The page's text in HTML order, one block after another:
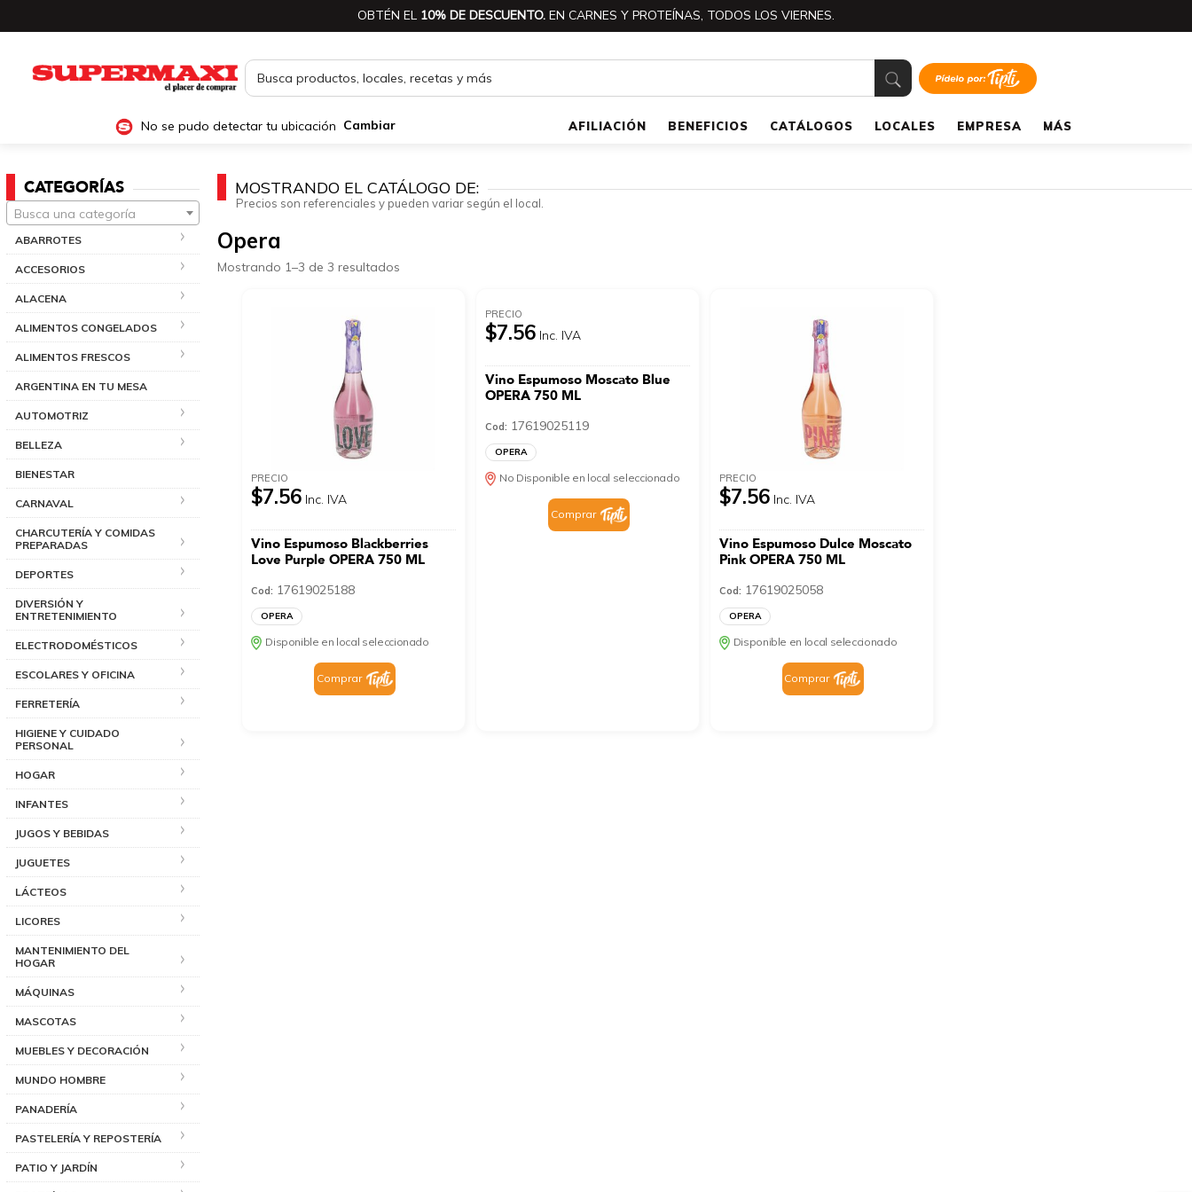
OBTÉN EL 10% DE DESCUENTO. EN CARNES Y PROTEÍNAS, TODOS LOS VIERNES.
No se pudo detectar tu ubicación Cambiar AFILIACIÓN BENEFICIOS CATÁLOGOS LOCALES EMPRESA MÁS
CATEGORÍAS
Busca una categoría
ABARROTES
ACCESORIOS
ALACENA
ALIMENTOS CONGELADOS
ALIMENTOS FRESCOS
ARGENTINA EN TU MESA
AUTOMOTRIZ
BELLEZA
BIENESTAR
CARNAVAL
CHARCUTERÍA Y COMIDAS
PREPARADAS
DEPORTES
DIVERSIÓN Y
ENTRETENIMIENTO
ELECTRODOMÉSTICOS
ESCOLARES Y OFICINA
FERRETERÍA
HIGIENE Y CUIDADO
PERSONAL
HOGAR
INFANTES
JUGOS Y BEBIDAS
JUGUETES
LÁCTEOS
LICORES
MANTENIMIENTO DEL
HOGAR
MÁQUINAS
MASCOTAS
MUEBLES Y DECORACIÓN
MUNDO HOMBRE
PANADERÍA
PASTELERÍA Y REPOSTERÍA
PATIO Y JARDÍN
MOSTRANDO EL CATÁLOGO DE:
Precios son referenciales y pueden variar según el local.
Opera
Mostrando 1–3 de 3 resultados
PRECIO
$7.56 Inc. IVA
Vino Espumoso Blackberries
Love Purple OPERA 750 ML
Cod: 17619025188
OPERA
Disponible en local seleccionado
Comprar
PRECIO
$7.56 Inc. IVA
Vino Espumoso Moscato Blue
OPERA 750 ML
Cod: 17619025119
OPERA
No Disponible en local seleccionado
Comprar
PRECIO
$7.56 Inc. IVA
Vino Espumoso Dulce Moscato
Pink OPERA 750 ML
Cod: 17619025058
OPERA
Disponible en local seleccionado
Comprar